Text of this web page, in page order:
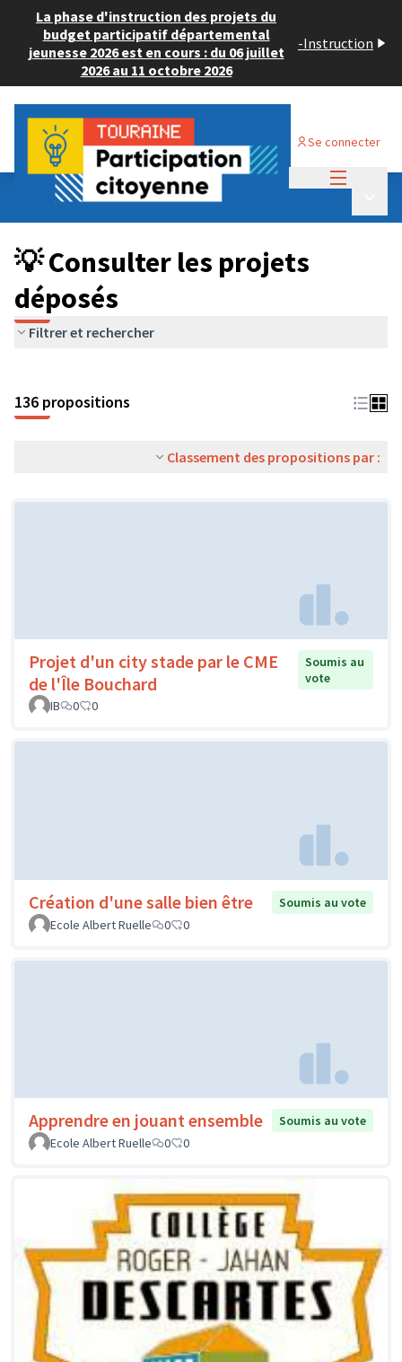
La phase d'instruction des projets du
budget participatif départemental
jeunesse 2026 est en cours : du 06 juillet
2026 au 11 octobre 2026
-Instruction
Se connecter
Budget Participatif JEUNESSE 2024
💡 Consulter les projets déposés
💡 Consulter les projets
déposés
Filtrer et rechercher
136 propositions
Classement des propositions par :
Projet d'un city stade par le CME
de l'Île Bouchard
Soumis au
vote
IB
0 0
Création d'une salle bien être
Soumis au vote
Ecole Albert Ruelle
0 0
Apprendre en jouant ensemble
Soumis au vote
Ecole Albert Ruelle
0 0